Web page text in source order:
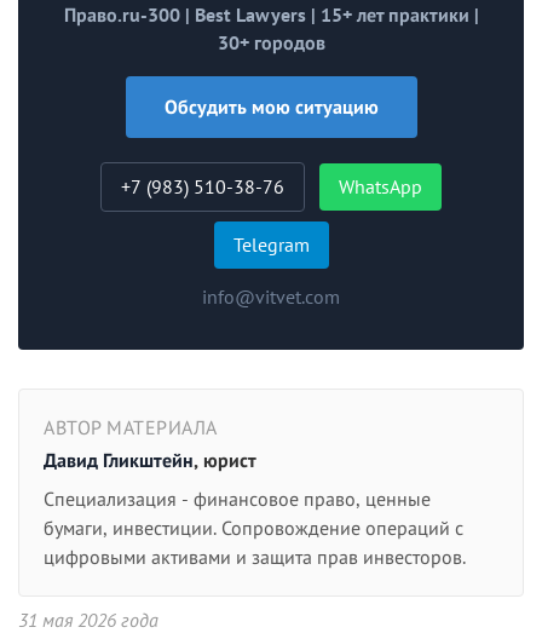
Право.ru-300 | Best Lawyers | 15+ лет практики |
30+ городов
Обсудить мою ситуацию
+7 (983) 510-38-76 WhatsApp
Telegram
info@vitvet.com
АВТОР МАТЕРИАЛА
Давид Гликштейн, юрист
Специализация - финансовое право, ценные
бумаги, инвестиции. Сопровождение операций с
цифровыми активами и защита прав инвесторов.
31 мая 2026 года